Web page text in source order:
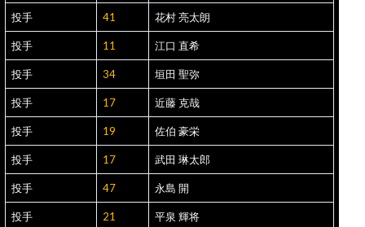
投手 41 花村 亮太朗
投手 11 江口 直希
投手 34 垣田 聖弥
投手 17 近藤 克哉
投手 19 佐伯 豪栄
投手 17 武田 琳太郎
投手 47 永島 開
投手 21 平泉 輝将